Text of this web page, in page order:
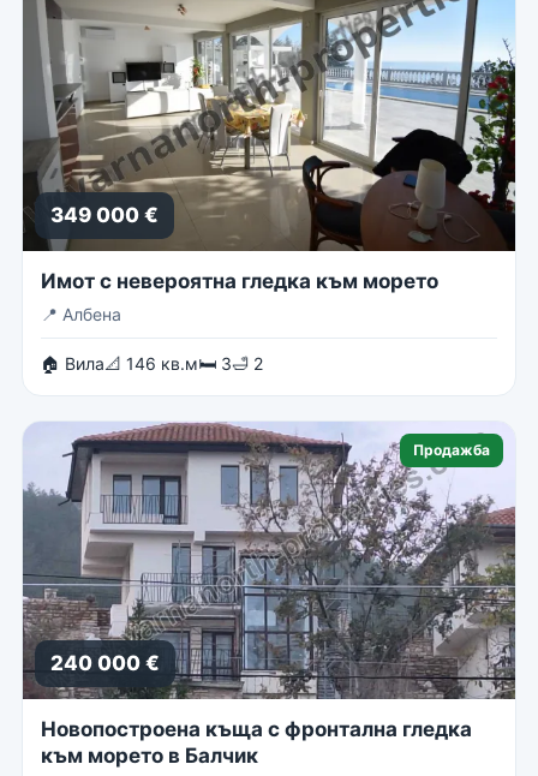
349 000 €
Имот с невероятна гледка към морето
📍 Албена
🏠 Вила📐 146 кв.м🛏 3🛁 2
Продажба
240 000 €
Новопостроена къща с фронтална гледка
към морето в Балчик